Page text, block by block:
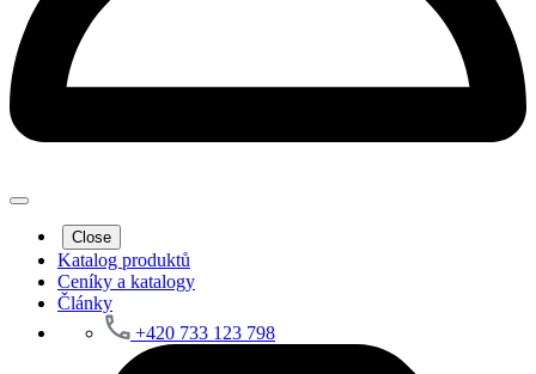
Close
Katalog produktů
Ceníky a katalogy
Články
+420 733 123 798